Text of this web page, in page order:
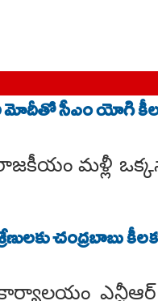
మోదీతో సీఎం యోగి
రాజకీయం మళ్లీ
చంద్రబాబు
కార్యాలయం